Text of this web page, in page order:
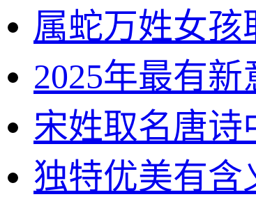
属蛇万姓女孩
2025年最有
宋姓取名唐诗
独特优美有含